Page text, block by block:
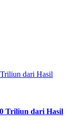
Triliun dari Hasil